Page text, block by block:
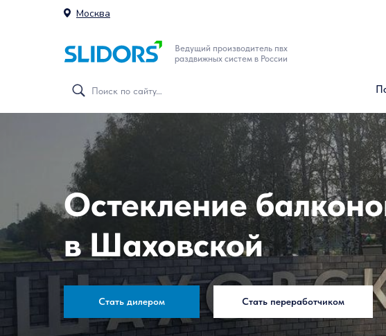
Москва
Ведущий производитель пвх
раздвижных систем в России
Остекление
в Шаховской
Стать дилером Стать переработчиком